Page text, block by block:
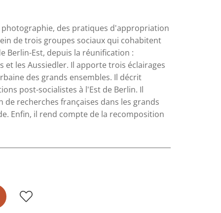
des pratiques d'appropriation
de trois groupes sociaux qui cohabitent
Berlin-Est, depuis la réunification :
et les Aussiedler. Il apporte trois éclairages
des grands ensembles. Il décrit
post-socialistes à l'Est de Berlin. Il
recherches françaises dans les grands
Enfin, il rend compte de la recomposition